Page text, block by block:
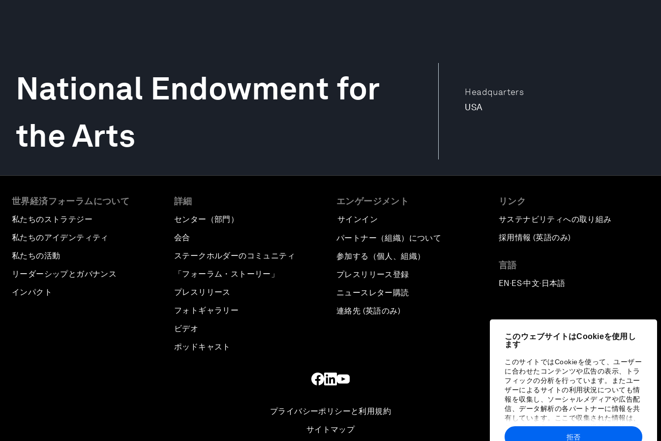
このウェブサイトはCookieを使用し
ます
このサイトではCookieを使って、ユーザー
に合わせたコンテンツや広告の表示、トラ
フィックの分析を行っています。またユー
ザーによるサイトの利用状況についても情
報を収集し、ソーシャルメディアや広告配
信、データ解析の各パートナーに情報を共
有しています。ここで収集された情報は、
ユーザーが各パートナーに提供した他の情
報や各パートナーのサービスを使用した際
拒否
Headquarters
USA
National Endowment for
the Arts
世界経済フォーラムについて
私たちのストラテジー
私たちのアイデンティティ
私たちの活動
リーダーシップとガバナンス
インパクト
詳細
センター（部門）
会合
ステークホルダーのコミュニティ
「フォーラム・ストーリー」
プレスリリース
フォトギャラリー
ビデオ
ポッドキャスト
エンゲージメント
サインイン
パートナー（組織）について
参加する（個人、組織）
プレスリリース登録
ニュースレター購読
連絡先 (英語のみ)
リンク
サステナビリティへの取り組み
採用情報 (英語のみ)
言語
EN ▪ES▪中文▪ 日本語
プライバシーポリシーと利用規約
サイトマップ